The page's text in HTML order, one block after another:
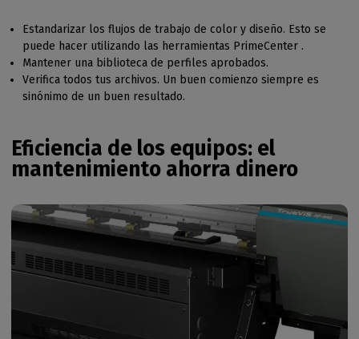
Estandarizar los flujos de trabajo de color y diseño. Esto se
puede hacer utilizando las herramientas PrimeCenter .
Mantener una biblioteca de perfiles aprobados.
Verifica todos tus archivos. Un buen comienzo siempre es
sinónimo de un buen resultado.
Eficiencia de los equipos: el
mantenimiento ahorra dinero